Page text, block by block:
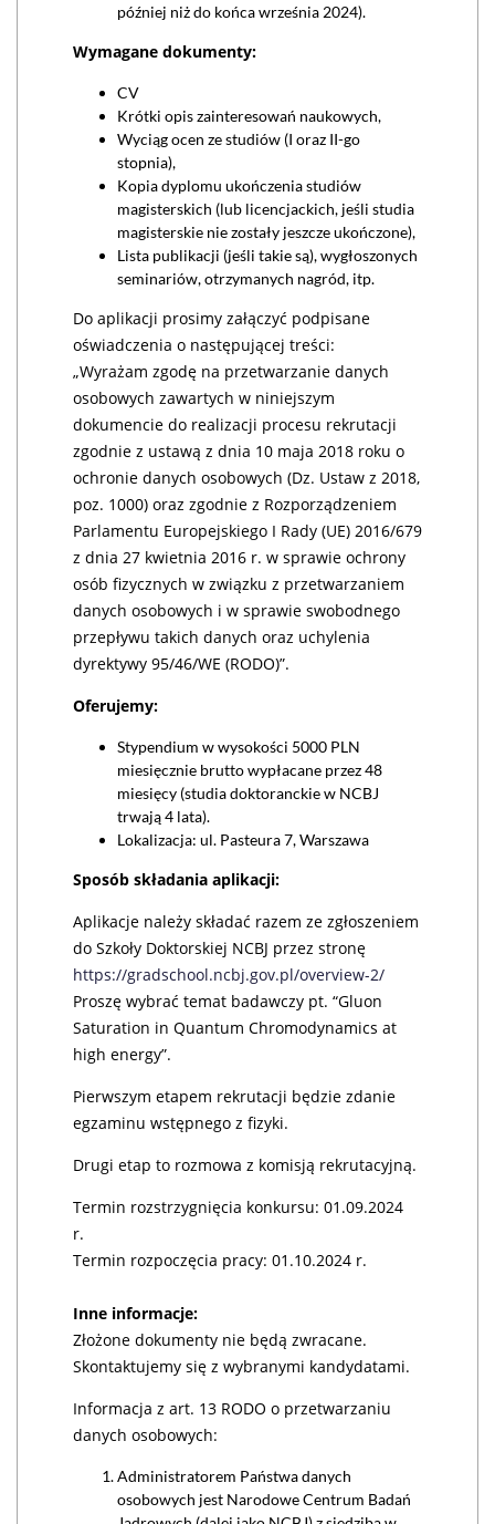
później niż do końca września 2024).
Wymagane dokumenty:
CV
Krótki opis zainteresowań naukowych,
Wyciąg ocen ze studiów (I oraz II-go
stopnia),
Kopia dyplomu ukończenia studiów
magisterskich (lub licencjackich, jeśli studia
magisterskie nie zostały jeszcze ukończone),
Lista publikacji (jeśli takie są), wygłoszonych
seminariów, otrzymanych nagród, itp.
Do aplikacji prosimy załączyć podpisane
oświadczenia o następującej treści:
„Wyrażam zgodę na przetwarzanie danych
osobowych zawartych w niniejszym
dokumencie do realizacji procesu rekrutacji
zgodnie z ustawą z dnia 10 maja 2018 roku o
ochronie danych osobowych (Dz. Ustaw z 2018,
poz. 1000) oraz zgodnie z Rozporządzeniem
Parlamentu Europejskiego I Rady (UE) 2016/679
z dnia 27 kwietnia 2016 r. w sprawie ochrony
osób fizycznych w związku z przetwarzaniem
danych osobowych i w sprawie swobodnego
przepływu takich danych oraz uchylenia
dyrektywy 95/46/WE (RODO)”.
Oferujemy:
Stypendium w wysokości 5000 PLN
miesięcznie brutto wypłacane przez 48
miesięcy (studia doktoranckie w NCBJ
trwają 4 lata).
Lokalizacja: ul. Pasteura 7, Warszawa
Sposób składania aplikacji:
Aplikacje należy składać razem ze zgłoszeniem
do Szkoły Doktorskiej NCBJ przez stronę
https://gradschool.ncbj.gov.pl/overview-2/
Proszę wybrać temat badawczy pt. “Gluon
Saturation in Quantum Chromodynamics at
high energy”.
Pierwszym etapem rekrutacji będzie zdanie
egzaminu wstępnego z fizyki.
Drugi etap to rozmowa z komisją rekrutacyjną.
Termin rozstrzygnięcia konkursu: 01.09.2024
r.
Termin rozpoczęcia pracy: 01.10.2024 r.
Inne informacje:
Złożone dokumenty nie będą zwracane.
Skontaktujemy się z wybranymi kandydatami.
Informacja z art. 13 RODO o przetwarzaniu
danych osobowych:
Administratorem Państwa danych
osobowych jest Narodowe Centrum Badań